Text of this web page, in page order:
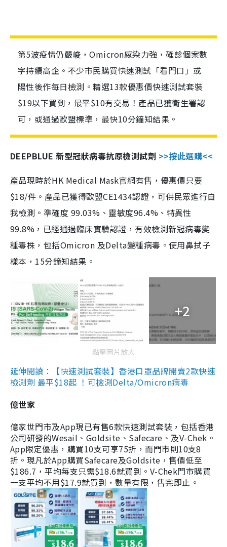
第5波疫情仍嚴峻，Omicron感染力強，確診個案數
字持續高企。不少市民購買快速測試「看門口」或
陽性後作每日檢測。精選13款優惠價快速測試套裝
$19以下買到，最平$10有交易！產品已獲衛生署認
可，或通過歐盟標準，最快10分鐘知結果。
DEEPBLUE 新型冠狀病毒抗原檢測試劑 >>按此選購<<
產品現時於HK Medical Mask官網有售，優惠價只要
$18/件。產品已獲得歐盟CE1434認證，可供民眾進行自
我檢測。準確度 99.03%、靈敏度96.4%、特異性
99.8%，已經通過臨床實驗認證，有效檢測新冠病毒變
種毒株，包括Omicron 及Delta變種病毒。使用鼻拭子
樣本，15分鐘知結果。
+2
點擊圖片放大
延伸閱讀：【快速測試套裝】香港口罩品牌開賣2款快速
檢測劑 最平$18起 ！可檢測Delta/Omicron病毒
億世家
億家世門市及App現已有售6款快速測試套裝，包括香港
公司研發的Wesail、Goldsite、Safecare、及V-Chek。
App限定優惠，購買10支可享75折，而門市則10支8
折。現凡於App購買Safecare及Goldsite，售價低至
$186.7，平均每支只需$18.6就買到。V-Chek門市購買
一支平均不用$17.9就買到，數量有限，售完即止。